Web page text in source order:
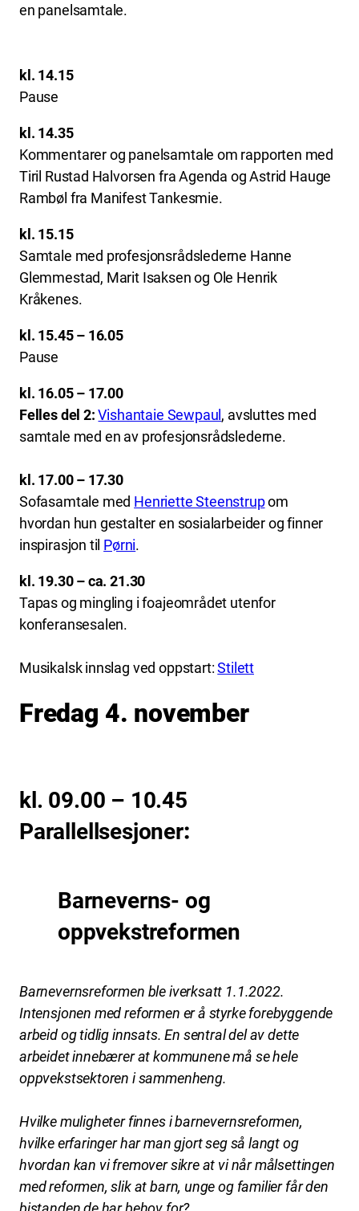
en panelsamtale.
kl. 14.15
Pause
kl. 14.35
Kommentarer og panelsamtale om rapporten med
Tiril Rustad Halvorsen fra Agenda og Astrid Hauge
Rambøl fra Manifest Tankesmie.
kl. 15.15
Samtale med profesjonsrådslederne Hanne
Glemmestad, Marit Isaksen og Ole Henrik
Kråkenes.
kl. 15.45 – 16.05
Pause
kl. 16.05 – 17.00
Felles del 2:Vishantaie Sewpaul, avsluttes med
samtale med en av profesjonsrådslederne.
kl. 17.00 – 17.30
Sofasamtale med Henriette Steenstrupom
hvordan hun gestalter en sosialarbeider og finner
inspirasjon til Pørni.
kl. 19.30 – ca. 21.30
Tapas og mingling i foajeområdet utenfor
konferansesalen.
Musikalsk innslag ved oppstart: Stilett
Fredag 4. november
kl. 09.00 – 10.45
Parallellsesjoner:
Barneverns- og
oppvekstreformen
Barnevernsreformen ble iverksatt 1.1.2022.
Intensjonen med reformen er å styrke forebyggende
arbeid og tidlig innsats. En sentral del av dette
arbeidet innebærer at kommunene må se hele
oppvekstsektoren i sammenheng.
Hvilke muligheter finnes i barnevernsreformen,
hvilke erfaringer har man gjort seg så langt og
hvordan kan vi fremover sikre at vi når målsettingen
med reformen, slik at barn, unge og familier får den